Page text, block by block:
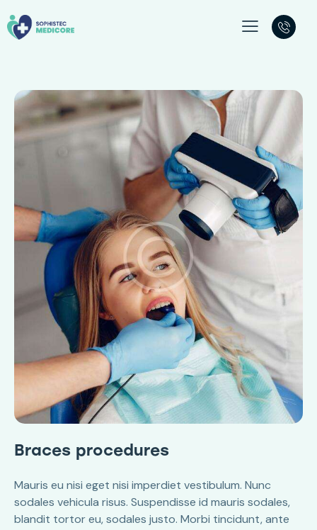
Braces procedures
Mauris eu nisi eget nisi imperdiet vestibulum. Nunc
sodales vehicula risus. Suspendisse id mauris sodales,
blandit tortor eu, sodales justo. Morbi tincidunt, ante